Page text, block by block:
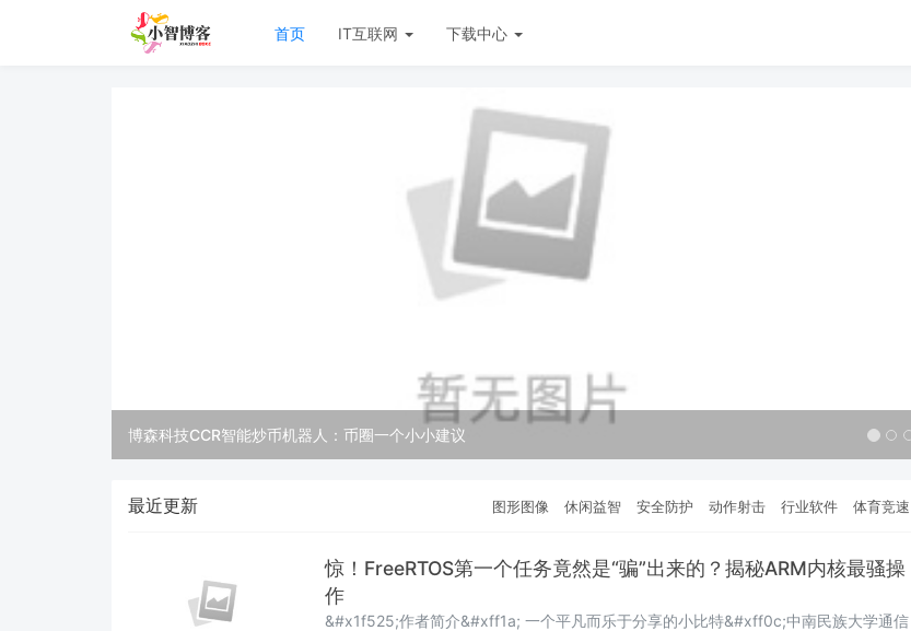
首页 IT互联网 下载中心
博森科技CCR智能炒币机器人：币圈一个小小建议
最近更新 图形图像 休闲益智 安全防护 动作射击 行业软件 体育竞速
惊！FreeRTOS第一个任务竟然是“骗”出来的？揭秘ARM内核最骚操
作
&#x1f525;作者简介&#xff1a; 一个平凡而乐于分享的小比特&#xff0c;中南民族大学通信